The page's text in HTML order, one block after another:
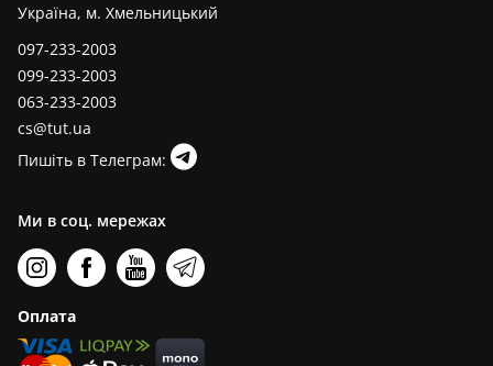
Україна, м. Хмельницький
097-233-2003
099-233-2003
063-233-2003
cs@tut.ua
Пишіть в Телеграм:
Ми в соц. мережах
Оплата